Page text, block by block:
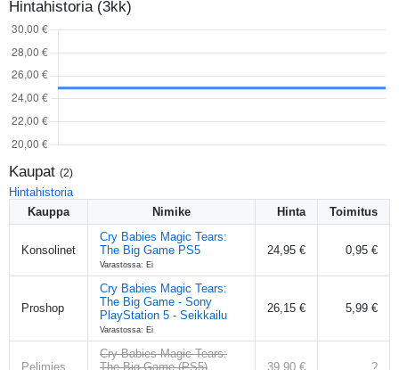
Hintahistoria (3kk)
Kaupat (2)
Hintahistoria
Kauppa
Nimike Hinta Toimitus
Konsolinet
Cry Babies Magic Tears:
The Big Game PS5
Varastossa: Ei
24,95 € 0,95 €
Proshop
Cry Babies Magic Tears:
The Big Game - Sony
PlayStation 5 - Seikkailu
Varastossa: Ei
26,15 € 5,99 €
Pelimies
Cry Babies Magic Tears:
The Big Game (PS5)
39,90 € ?